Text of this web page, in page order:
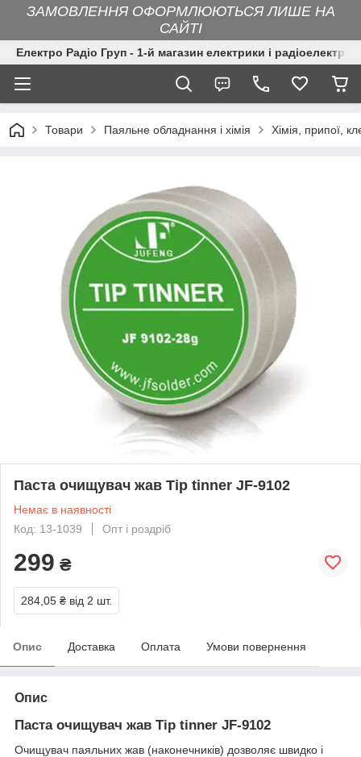
ЗАМОВЛЕННЯ ОФОРМЛЮЮТЬСЯ ЛИШЕ НА
САЙТІ
Електро Радіо Груп - 1-й магазин електрики і
Товари Паяльне обладнання і хімія Хімія, припої,
Паста очищувач жав Tip tinner JF-9102
Немає в наявності
Код: 13-1039
Опт і роздріб
299 ₴
284,05 ₴ від 2 шт.
Опис Доставка Оплата Умови повернення
Опис
Паста очищувач жав Tip tinner JF-9102
Очищувач паяльних жав (наконечників) дозволяє швидко і